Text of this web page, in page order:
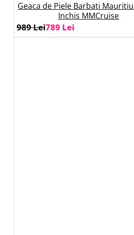
Geaca de Piele Barbati
Inchis MMCruise
789 Lei
989 Lei